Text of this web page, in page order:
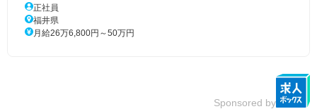
正社員
福井県
月給26万6,800円～50万円
Sponsored by